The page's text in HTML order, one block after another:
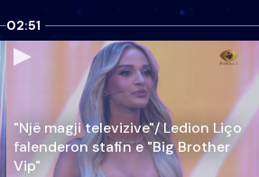
02:51
"Një magji televizive"/ Ledion Liço
falenderon stafin e "Big Brother
Vip"